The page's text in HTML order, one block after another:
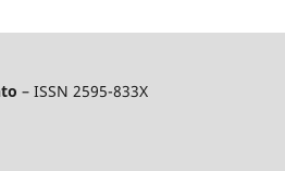
– ISSN 2595-833X